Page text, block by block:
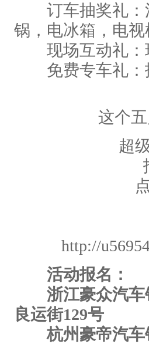
订车抽奖礼：
锅，电冰箱，电
现场互动礼：
免费专车礼：
这个
超
报
点
http://
活动报名：
浙江豪众汽车
良运街129号
杭州豪帝汽车